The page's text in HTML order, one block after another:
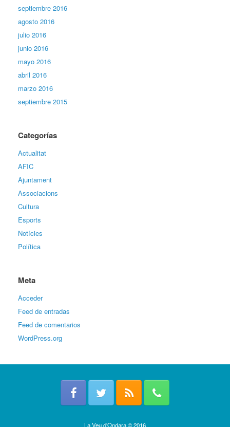
septiembre 2016
agosto 2016
julio 2016
junio 2016
mayo 2016
abril 2016
marzo 2016
septiembre 2015
Categorías
Actualitat
AFIC
Ajuntament
Associacions
Cultura
Esports
Notícies
Política
Meta
Acceder
Feed de entradas
Feed de comentarios
WordPress.org
La Veu d'Ondara © 2016